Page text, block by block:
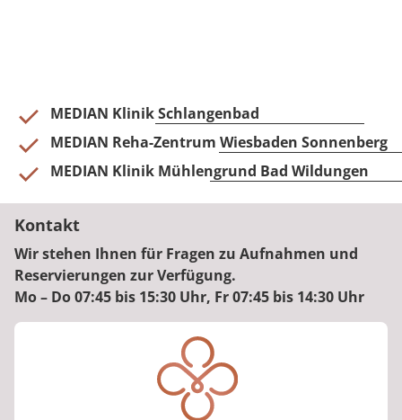
MEDIAN Klinik Schlangenbad
MEDIAN Reha-Zentrum Wiesbaden Sonnenberg
MEDIAN Klinik Mühlengrund Bad Wildungen
Kontakt
Wir stehen Ihnen für Fragen zu Aufnahmen und
Reservierungen zur Verfügung.
Mo – Do 07:45 bis 15:30 Uhr, Fr 07:45 bis 14:30 Uhr